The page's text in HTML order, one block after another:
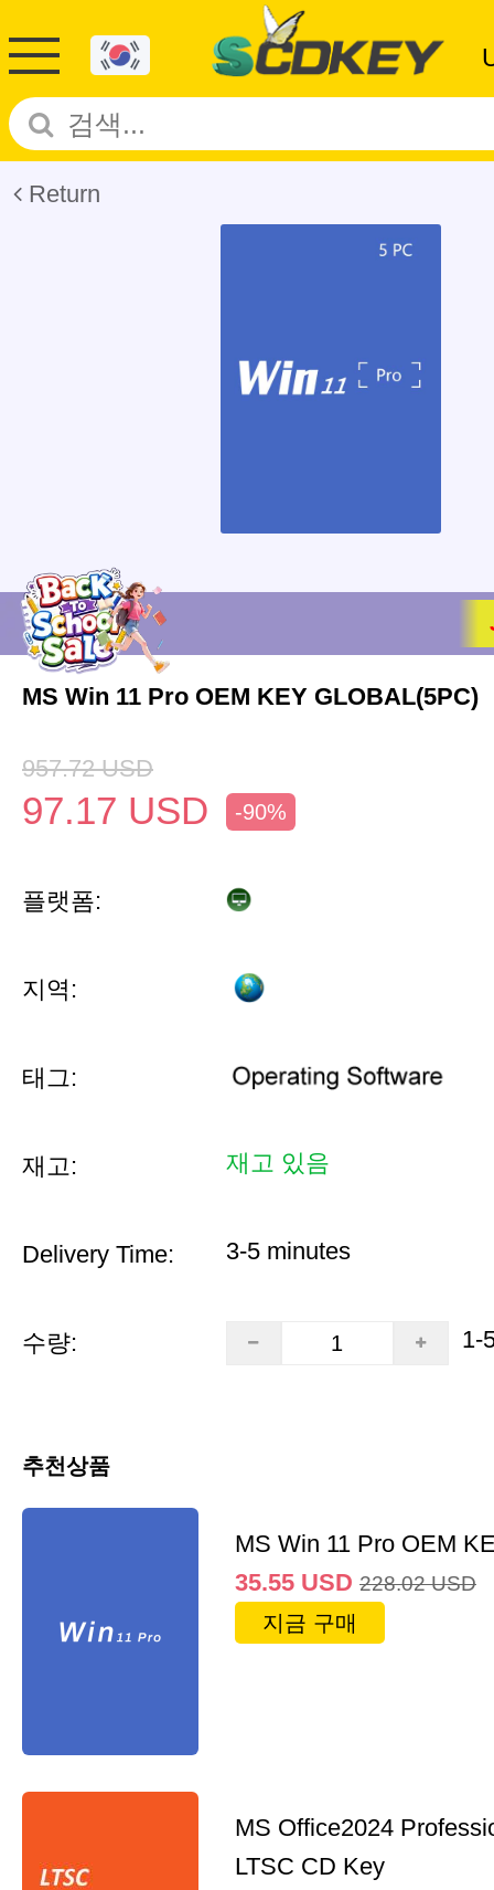
Return
MS Win 11 Pro OEM KEY GLOBAL(5PC)
957.72 USD
97.17 USD -90%
플랫폼:
지역:
태그:
재고: 재고 있음
Delivery Time: 3-5 minutes
수량: 1-
추천상품
MS Win 11 Pro OEM
35.55 USD 228.02 USD
지금 구매
MS Office2024
LTSC CD Key